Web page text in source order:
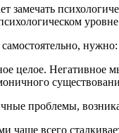
замечать
нужно:
целое.
проблемы,
чаще всего